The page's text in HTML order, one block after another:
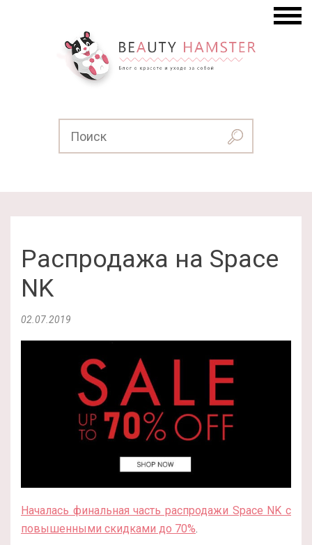
Распродажа на Space
NK
02.07.2019
Началась финальная часть распродажи Space NK с
повышенными скидками до 70%.